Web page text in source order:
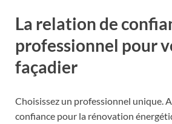
La relation de
professionnel pour
façadier
Choisissez un professionnel unique.
confiance pour la rénovation